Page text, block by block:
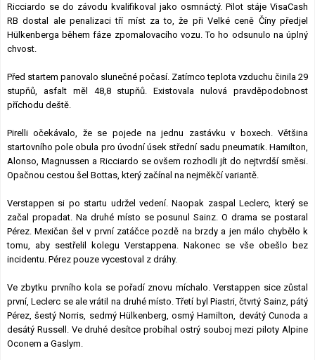
Ricciardo se do závodu kvalifikoval jako osmnáctý. Pilot stáje VisaCash
RB dostal ale penalizaci tří míst za to, že při Velké ceně Číny předjel
Hülkenberga během fáze zpomalovacího vozu. To ho odsunulo na úplný
chvost.
Před startem panovalo slunečné počasí. Zatímco teplota vzduchu činila 29
stupňů, asfalt měl 48,8 stupňů. Existovala nulová pravděpodobnost
příchodu deště.
Pirelli očekávalo, že se pojede na jednu zastávku v boxech. Většina
startovního pole obula pro úvodní úsek střední sadu pneumatik. Hamilton,
Alonso, Magnussen a Ricciardo se ovšem rozhodli jít do nejtvrdší směsi.
Opačnou cestou šel Bottas, který začínal na nejměkčí variantě.
Verstappen si po startu udržel vedení. Naopak zaspal Leclerc, který se
začal propadat. Na druhé místo se posunul Sainz. O drama se postaral
Pérez. Mexičan šel v první zatáčce pozdě na brzdy a jen málo chybělo k
tomu, aby sestřelil kolegu Verstappena. Nakonec se vše obešlo bez
incidentu. Pérez pouze vycestoval z dráhy.
Ve zbytku prvního kola se pořadí znovu míchalo. Verstappen sice zůstal
první, Leclerc se ale vrátil na druhé místo. Třetí byl Piastri, čtvrtý Sainz, pátý
Pérez, šestý Norris, sedmý Hülkenberg, osmý Hamilton, devátý Cunoda a
desátý Russell. Ve druhé desítce probíhal ostrý souboj mezi piloty Alpine
Oconem a Gaslym.